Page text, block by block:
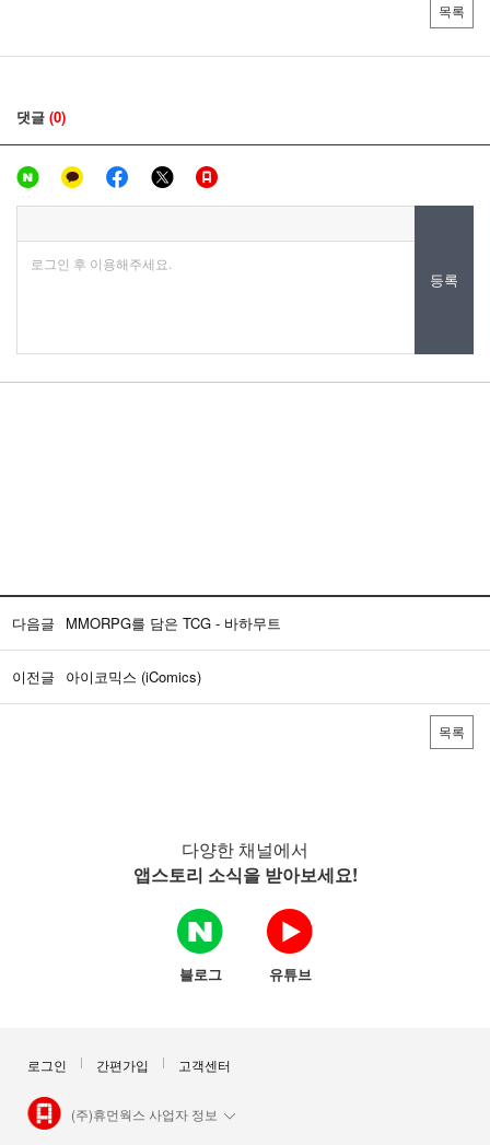
목록
댓글 (0)
로그인 후 이용해주세요.
등록
다음글 MMORPG를 담은 TCG - 바하무트
이전글 아이코믹스 (iComics)
목록
다양한 채널에서
앱스토리 소식을 받아보세요!
블로그 유튜브
로그인 간편가입 고객센터
(주)휴먼웍스 사업자 정보